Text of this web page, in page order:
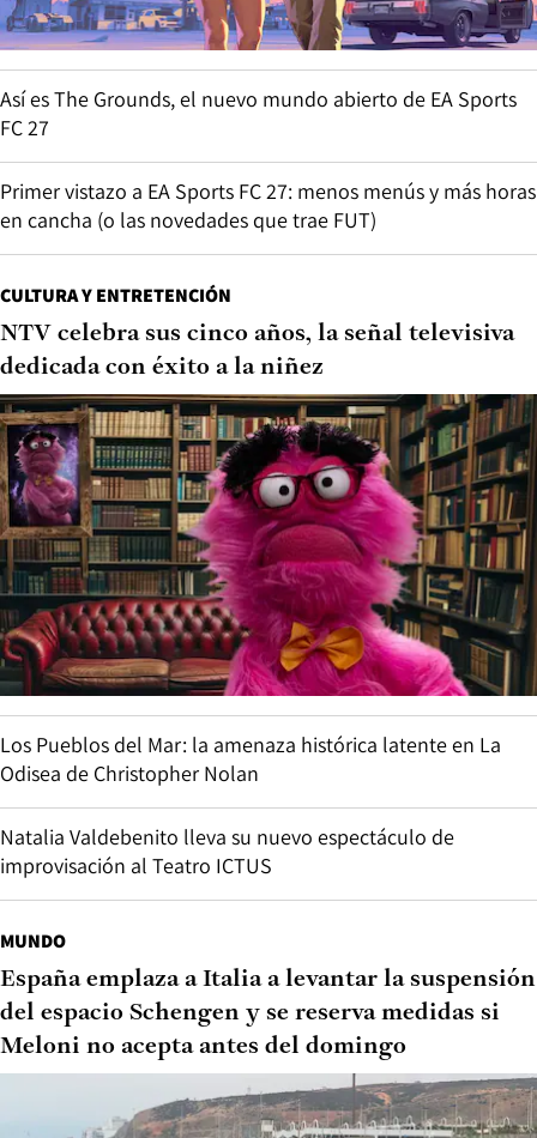
Así es The Grounds, el nuevo mundo abierto de EA Sports
FC 27
Primer vistazo a EA Sports FC 27: menos menús y más horas
en cancha (o las novedades que trae FUT)
CULTURA Y ENTRETENCIÓN
NTV celebra sus cinco años, la señal televisiva
dedicada con éxito a la niñez
Los Pueblos del Mar: la amenaza histórica latente en La
Odisea de Christopher Nolan
Natalia Valdebenito lleva su nuevo espectáculo de
improvisación al Teatro ICTUS
MUNDO
España emplaza a Italia a levantar la suspensión
del espacio Schengen y se reserva medidas si
Meloni no acepta antes del domingo